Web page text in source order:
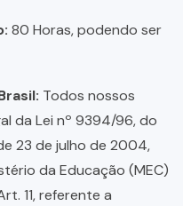
80 Horas, podendo ser
Todos nossos
da Lei nº 9394/96, do
23 de julho de 2004,
da Educação (MEC)
11, referente a